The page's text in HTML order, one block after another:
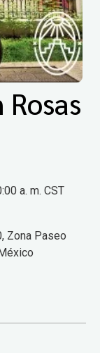
a. m. CST
Zona Paseo